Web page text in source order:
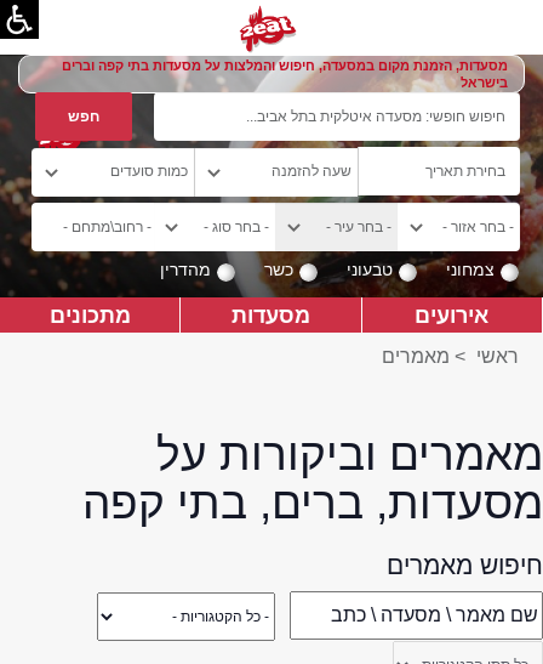
מסעדות, הזמנת מקום במסעדה, חיפוש והמלצות על מסעדות בתי קפה וברים
בישראל
צמחוני טבעוני כשר מהדרין
אירועים מסעדות מתכונים
ראשי > מאמרים
מאמרים וביקורות על
מסעדות, ברים, בתי קפה
חיפוש מאמרים